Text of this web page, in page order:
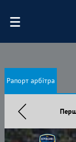
Рапорт арбітра